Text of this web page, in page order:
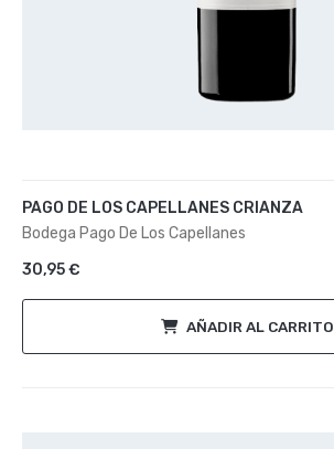
PAGO DE LOS CAPELLANES CRIANZA
Bodega Pago De Los Capellanes
30,95€
AÑADIR AL CARRITO